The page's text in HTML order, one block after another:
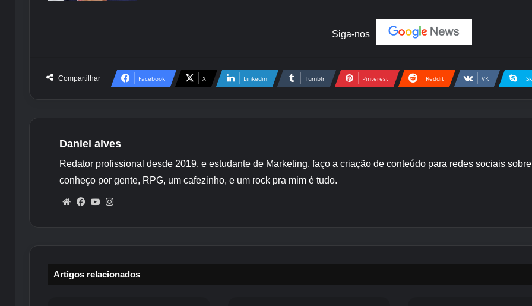
Siga-nos
Compartilhar Facebook X Linkedin Tumblr Pinterest Reddit VK
Daniel alves
Redator profissional desde 2019, e estudante de Marketing, faço a criação de conteúdo para redes sociais
conheço por gente, RPG, um cafezinho, e um rock pra mim é tudo.
WebsiteFacebook
YouTube
Artigos relacionados